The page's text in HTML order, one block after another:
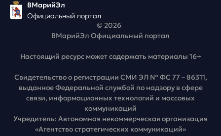
ВМарийЭл
Официальный портал
© 2026
ВМарийЭл Официальный портал
Настоящий ресурс может содержать материалы 16+
Свидетельство о регистрации СМИ ЭЛ № ФС 77 – 86311,
выданное Федеральной службой по надзору в сфере
связи, информационных технологий и массовых
коммуникаций
Учредитель: Автономная некоммерческая организация
«Агентство стратегических коммуникаций»